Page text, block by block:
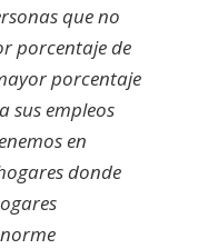
que no
porcentaje de
porcentaje
sus empleos
en
donde